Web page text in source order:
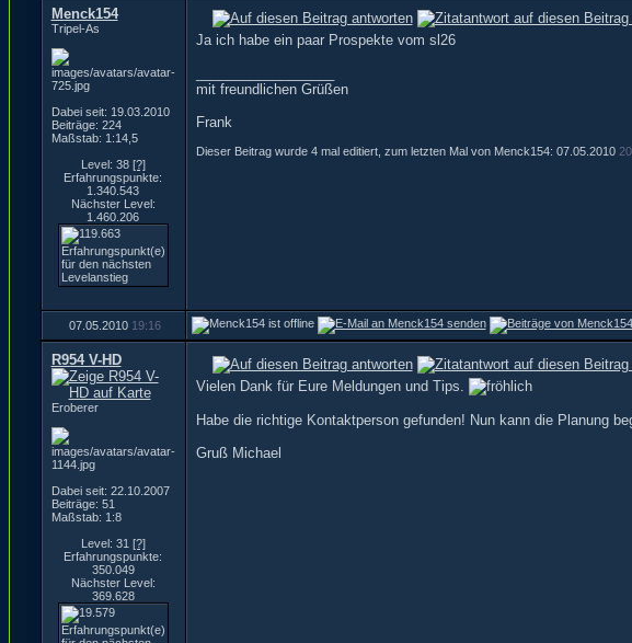
Menck154
Tripel-As
Dabei seit: 19.03.2010
Beiträge: 224
Maßstab: 1:14,5
Level: 38 [?]
Erfahrungspunkte:
1.340.543
Nächster Level:
1.460.206
Ja ich habe ein paar Prospekte vom sl26
mit freundlichen Grüßen
Frank
Dieser Beitrag wurde 4 mal editiert, zum letzten Mal von Menck154: 07.05.2010
07.05.2010 19:16
R954 V-HD
Eroberer
Dabei seit: 22.10.2007
Beiträge: 51
Maßstab: 1:8
Level: 31 [?]
Erfahrungspunkte:
350.049
Nächster Level:
369.628
Vielen Dank für Eure Meldungen und Tips.
Habe die richtige Kontaktperson gefunden! Nun kann die Planung
Gruß Michael